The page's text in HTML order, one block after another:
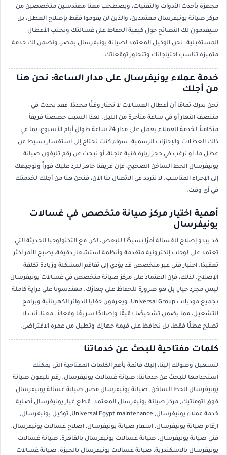
مجهزة بأحدث الأدوات والتقنيات، ويصطحب معنا مهندسين متخصصين من
مركز صيانة يونيفرسال معتمدين، والذين لن يقوموا فقط بإصلاح العطل، بل
سيقدمون لك النصائح حول كيفية الحفاظ على غسالتك وتجنب الأعطال
المستقبلية. نحن الوكيل المعتمد لصيانة يونيفرسال بمصر، ونضمن لك خدمة
متميزة تناسب احتياجاتك وتتجاوز توقعاتك.
خدمة عملاء يونيفرسال على مدار الساعة: نحن هنا
من أجلك
نحن ندرك تمامًا أن أعطال الغسالات لا تختار وقتًا محددًا، فقد تحدث في
منتصف النهار أو في ساعة متأخرة من الليل. لهذا السبب خصصنا فريقاً
متكاملاً لخدمة العملاء يعمل على مدار 24 ساعة طوال أيام الأسبوع، بما في
ذلك العطلات والإجازات الرسمية. سواء كنت تحتاج إلى استفسار بسيط عن
عطل ما، أو ترغب في حجز زيارة فنية عاجلة، أو تبحث عن رقم تليفون صيانة
يونيفرسال الخط الساخن الصحيح، فإن فريقنا جاهز للرد عليك فوراً وتوجيهك
إلى الإجراء المناسب. لا تتردد في الاتصال بنا الآن، فنحن هنا من أجلك لخدمتك
في أي وقت.
أهمية اختيار مركز صيانة متخصص في غسالات
يونيفرسال
قد يبدو إصلاح الغسالة أمرًا بسيطًا للبعض، لكن مع التكنولوجيا الحديثة التي
تعتمد على لوحات إلكترونية متقدمة وأنظمة استشعار دقيقة، يصبح الأمر أكثر
تعقيدًا. اختيار فني غير متخصص قد يؤدي إلى تفاقم المشكلة وزيادة تكلفة
الإصلاح. لذلك، فإن الاعتماد على مركز صيانة متخصص في غسالات يونيفرسال
ليس مجرد خيار، بل هو ضرورة للحفاظ على جهازك. مهندسونا على دراية كاملة
بجميع موديلات Universal Group، ويعرفون خفايا الدوائر الكهربائية وبرامج
التشغيل، مما يضمن تشخيصًا دقيقًا وإصلاحًا سريعًا وفعالاً. معنا، أنت لا
تصلح عطلًا فقط، بل تحافظ على قيمة جهازك وتطيل من عمره الافتراضي.
كلمات مفتاحية للبحث عن خدماتنا
لتسهيل وصولك إلينا، إليك قائمة بأهم الكلمات المفتاحية التي يمكنك
استخدامها للبحث عن خدماتنا: صيانة غسالات يونيفرسال, رقم تليفون صيانة
يونيفرسال الخط الساخن, صيانة يونيفرسال مصر, صيانة غسالة يونيفرسال
فوق اتوماتيك, مركز صيانة يونيفرسال المعتمد, قطع غيار يونيفرسال أصلية,
خدمة عملاء يونيفرسال, Universal Egypt maintenance, توكيل يونيفرسال,
ارقام صيانة يونيفرسال, اسعار صيانة يونيفرسال, اصلاح غسالات يونيفرسال,
فني صيانة يونيفرسال, صيانة غسالات يونيفرسال بالقاهرة, صيانة غسالات
يونيفرسال بالاسكندرية, صيانة غسالات يونيفرسال بالجيزة, صيانة غسالات